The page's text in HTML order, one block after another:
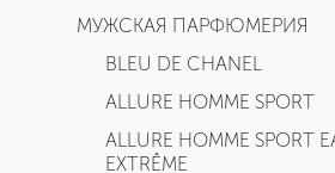
МУЖСКАЯ ПАРФЮМЕРИЯ
BLEU DE CHANEL
ALLURE HOMME SPORT
ALLURE HOMME SPORT
EXTRÊME